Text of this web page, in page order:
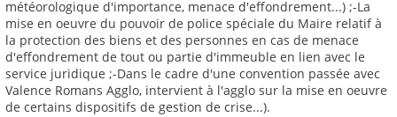
météorologique d'importance, menace d'effondrement...) ;-La
mise en oeuvre du pouvoir de police spéciale du Maire relatif à
la protection des biens et des personnes en cas de menace
d'effondrement de tout ou partie d'immeuble en lien avec le
service juridique ;-Dans le cadre d'une convention passée avec
Valence Romans Agglo, intervient à l'agglo sur la mise en oeuvre
de certains dispositifs de gestion de crise...).